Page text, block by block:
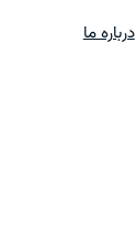
درباره ما